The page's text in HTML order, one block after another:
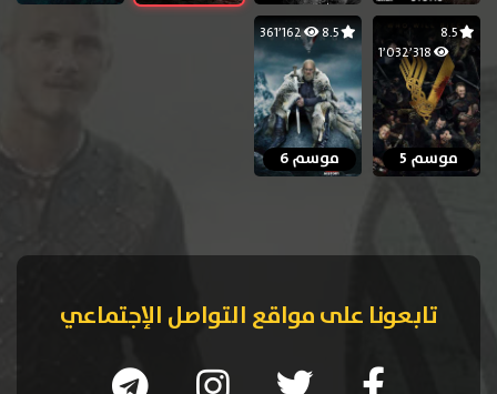
موسم 5
361٬162
موسم 6
تابعونا على مواقع التواصل الإجتماعي